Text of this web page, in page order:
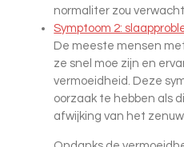
normaliter zou
Symptoom 2:
De meeste mensen
ze snel moe zijn en
vermoeidheid. Deze
oorzaak te hebben als
afwijking van het